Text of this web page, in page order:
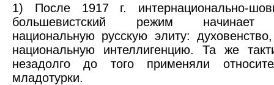
1) После 1917 г. интернационально-
большевистский режим начинает
национальную русскую элиту:
национальную интеллигенцию. Та же
незадолго до того применяли
младотурки.